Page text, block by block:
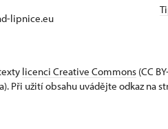
lipnice.eu
licenci Creative Commons (CC
Při užití obsahu uvádějte odkaz na